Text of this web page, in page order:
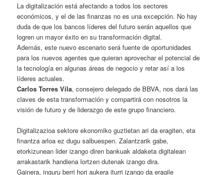
La digitalización está afectando a todos los sectores
económicos, y el de las finanzas no es una excepción. No hay
duda de que los bancos líderes del futuro serán aquellos que
logren un mayor éxito en su transformación digital.
Además, este nuevo escenario será fuente de oportunidades
para los nuevos agentes que quieran aprovechar el potencial de
la tecnología en algunas áreas de negocio y retar así a los
líderes actuales.
Carlos Torres Vila, consejero delegado de BBVA, nos dará las
claves de esta transformación y compartirá con nosotros la
visión de futuro y de liderazgo de este grupo financiero.
Digitalizazioa sektore ekonomiko guztietan ari da eragiten, eta
finantza arloa ez dugu salbuespen. Zalantzarik gabe,
etorkizunean lider izango diren bankuak aldaketa digitalean
arrakastarik handiena lortzen dutenak izango dira.
Gainera, inguru berri hori aukera iturri izango da eragile